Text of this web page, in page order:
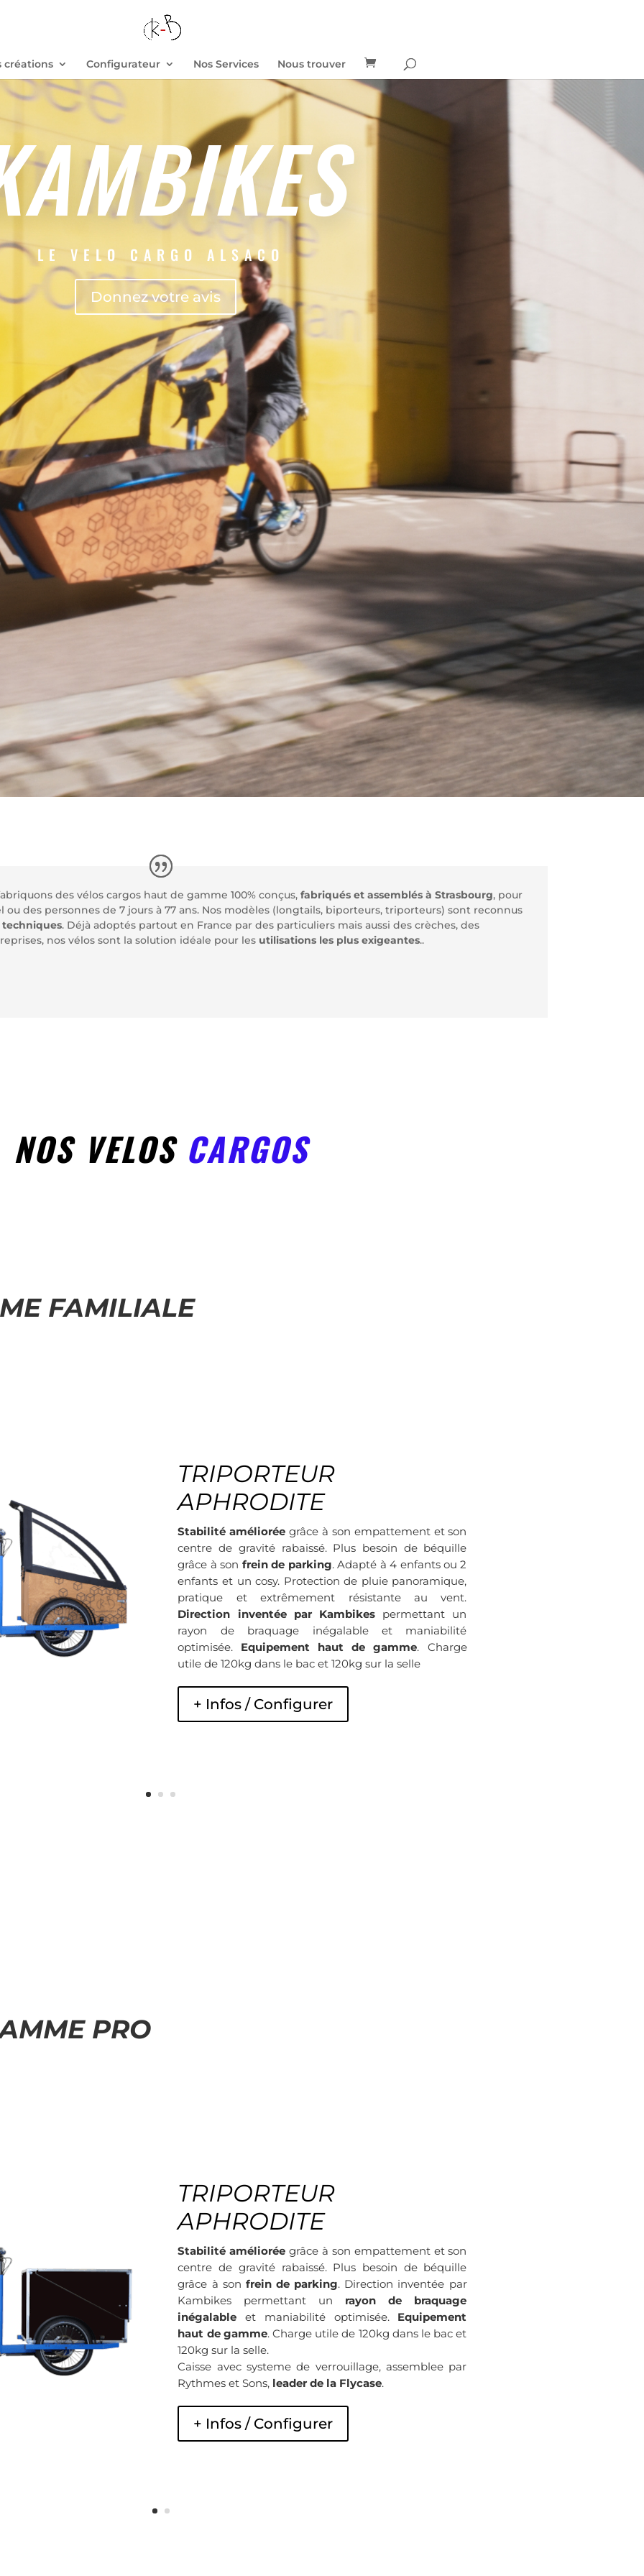
créations Configurateur Nos Services Nous trouver
LE VELO CARGO ALSACO
Donnez votre avis
des vélos cargos haut de gamme 100% conçus,fabriqués et assemblés à Strasbourg, pour
des personnes de 7 jours à 77 ans. Nos modèles (longtails, biporteurs, triporteurs) sont reconnus
. Déjà adoptés partout en France par des particuliers mais aussi des crèches, des
nos vélos sont la solution idéale pour les utilisations les plus exigeantes..
NOS VELOS CARGOS
FAMILIALE
TRIPORTEUR
APHRODITE
Stabilité améliorée grâce à son empattement et son
centre de gravité rabaissé. Plus besoin de béquille
grâce à son frein de parking. Adapté à 4 enfants ou 2
enfants et un cosy. Protection de pluie panoramique,
pratique et extrêmement résistante au vent.
Direction inventée par Kambikes permettant un
rayon de braquage inégalable et maniabilité
optimisée. Equipement haut de gamme. Charge
utile de 120kg dans le bac et 120kg sur la selle
+ Infos / Configurer
PRO
TRIPORTEUR
APHRODITE
Stabilité améliorée grâce à son empattement et son
centre de gravité rabaissé. Plus besoin de béquille
grâce à son frein de parking. Direction inventée par
Kambikes permettant un rayon de braquage
inégalable et maniabilité optimisée. Equipement
haut de gamme. Charge utile de 120kg dans le bac et
120kg sur la selle.
Caisse avec systeme de verrouillage, assemblee par
Rythmes et Sons, leader de la Flycase.
+ Infos / Configurer